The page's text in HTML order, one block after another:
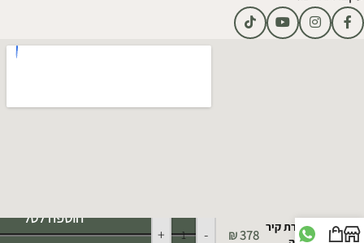
מנורת קיר
₪378
-
+
הוספה לסל